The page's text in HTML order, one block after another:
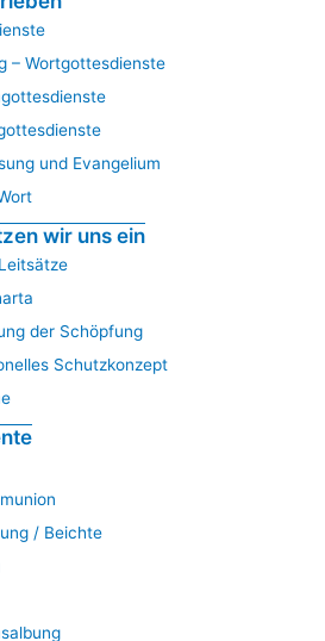
– Wortgottesdienste
und Evangelium
wir uns ein
der Schöpfung
Schutzkonzept
/ Beichte